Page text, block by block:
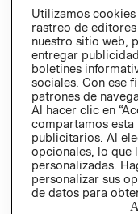
Utilizamos
rastreo de
nuestro sitio web,
entregar
boletines
sociales. Con ese
patrones de
Al hacer clic en
compartamos
publicitarios. Al
opcionales, lo que
personalizadas.
personalizar sus
de datos para